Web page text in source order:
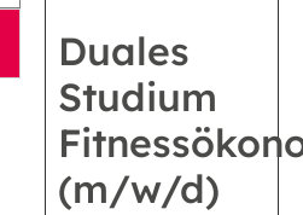
Duales
Studium
(m/w/d)